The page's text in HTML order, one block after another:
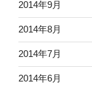
2014年9月
2014年8月
2014年7月
2014年6月